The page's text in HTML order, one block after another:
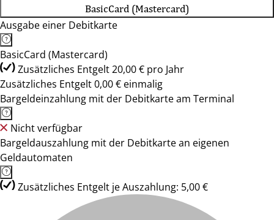
BasicCard (Mastercard)
Ausgabe einer Debitkarte
BasicCard (Mastercard)
Zusätzliches Entgelt 20,00 € pro Jahr
Zusätzliches Entgelt 0,00 € einmalig
Bargeldeinzahlung mit der Debitkarte am Terminal
Nicht verfügbar
Bargeldauszahlung mit der Debitkarte an eigenen
Geldautomaten
Zusätzliches Entgelt je Auszahlung: 5,00 €